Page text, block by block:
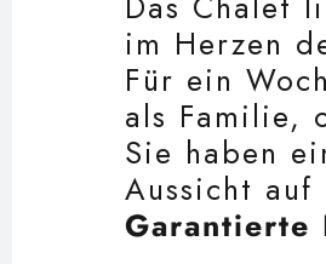
im Herzen
Für ein
als Familie,
Sie haben
Aussicht
Garantierte